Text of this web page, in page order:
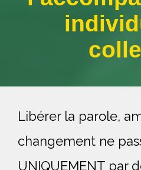
Libérer la parole,
changement ne
UNIQUEMENT par